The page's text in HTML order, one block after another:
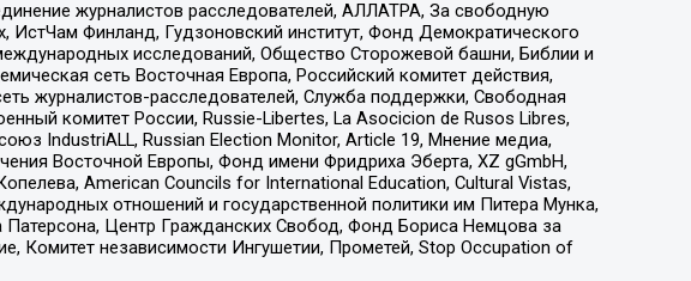
журналистов расследователей, АЛЛАТРА, За свободную
ИстЧам Финланд, Гудзоновский институт, Фонд Демократического
исследований, Общество Сторожевой башни, Библии и
сеть Восточная Европа, Российский комитет действия,
журналистов-расследователей, Служба поддержки, Свободная
комитет России, Russie-Libertes, La Asocicion de Rusos Libres,
IndustriALL, Russian Election Monitor, Article 19, Мнение медиа,
Восточной Европы, Фонд имени Фридриха Эберта, XZ gGmbH,
American Councils for International Education, Cultural Vistas,
отношений и государственной политики им Питера Мунка,
Центр Гражданских Свобод, Фонд Бориса Немцова за
Комитет независимости Ингушетии, Прометей, Stop Occupation of